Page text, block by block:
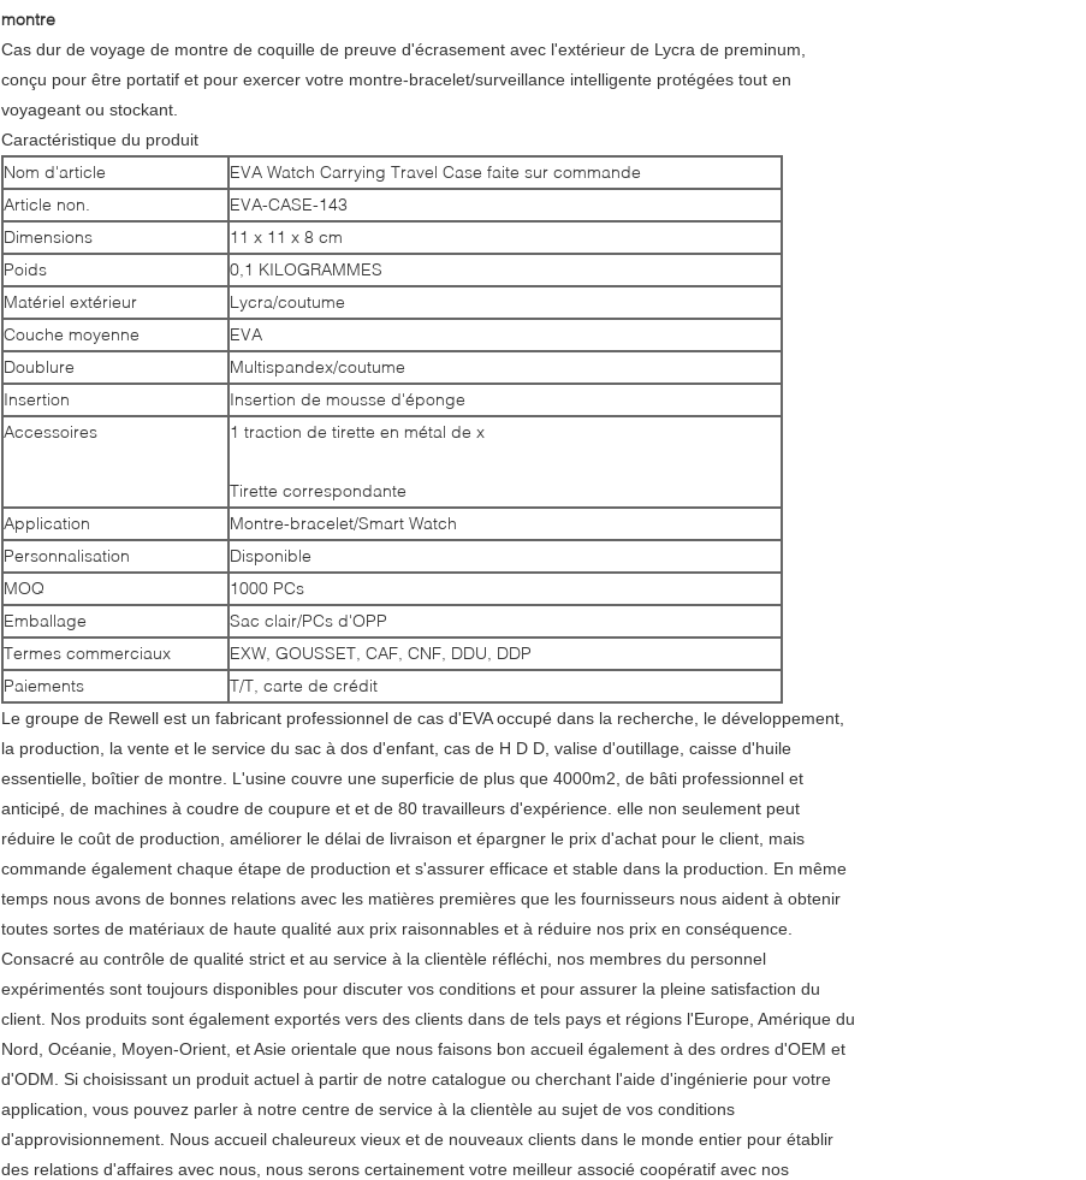
montre
Cas dur de voyage de montre de coquille de preuve d'écrasement avec l'extérieur de Lycra de preminum,
conçu pour être portatif et pour exercer votre montre-bracelet/surveillance intelligente protégées tout en
voyageant ou stockant.
Caractéristique du produit
Nom d'article
EVA Watch Carrying Travel Case faite sur commande
Article non.
EVA-CASE-143
Dimensions
11 x 11 x 8 cm
Poids
0,1 KILOGRAMMES
Matériel extérieur
Lycra/coutume
Couche moyenne
EVA
Doublure
Multispandex/coutume
Insertion
Insertion de mousse d'éponge
Accessoires
1 traction de tirette en métal de x
Tirette correspondante
Application
Montre-bracelet/Smart Watch
Personnalisation
Disponible
MOQ
1000 PCs
Emballage
Sac clair/PCs d'OPP
Termes commerciaux
EXW, GOUSSET, CAF, CNF, DDU, DDP
Paiements
T/T, carte de crédit
Le groupe de Rewell est un fabricant professionnel de cas d'EVA occupé dans la recherche, le développement,
la production, la vente et le service du sac à dos d'enfant, cas de H D D, valise d'outillage, caisse d'huile
essentielle, boîtier de montre. L'usine couvre une superficie de plus que 4000m2, de bâti professionnel et
anticipé, de machines à coudre de coupure et et de 80 travailleurs d'expérience. elle non seulement peut
réduire le coût de production, améliorer le délai de livraison et épargner le prix d'achat pour le client, mais
commande également chaque étape de production et s'assurer efficace et stable dans la production. En même
temps nous avons de bonnes relations avec les matières premières que les fournisseurs nous aident à obtenir
toutes sortes de matériaux de haute qualité aux prix raisonnables et à réduire nos prix en conséquence.
Consacré au contrôle de qualité strict et au service à la clientèle réfléchi, nos membres du personnel
expérimentés sont toujours disponibles pour discuter vos conditions et pour assurer la pleine satisfaction du
client. Nos produits sont également exportés vers des clients dans de tels pays et régions l'Europe, Amérique du
Nord, Océanie, Moyen-Orient, et Asie orientale que nous faisons bon accueil également à des ordres d'OEM et
d'ODM. Si choisissant un produit actuel à partir de notre catalogue ou cherchant l'aide d'ingénierie pour votre
application, vous pouvez parler à notre centre de service à la clientèle au sujet de vos conditions
d'approvisionnement. Nous accueil chaleureux vieux et de nouveaux clients dans le monde entier pour établir
des relations d'affaires avec nous, nous serons certainement votre meilleur associé coopératif avec nos